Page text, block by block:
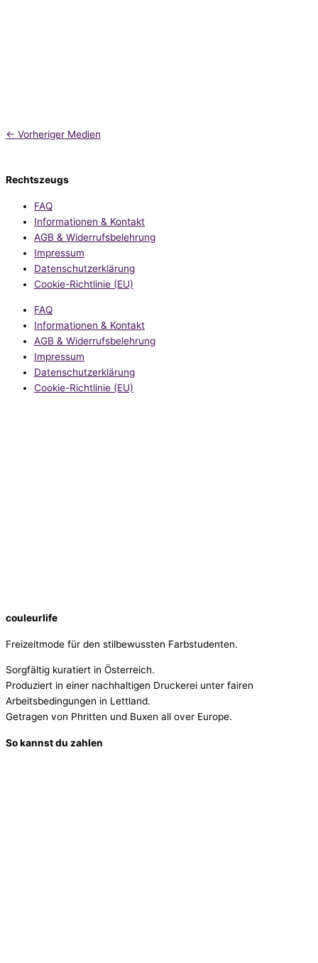
← Vorheriger Medien
Rechtszeugs
FAQ
Informationen & Kontakt
AGB & Widerrufsbelehrung
Impressum
Datenschutzerklärung
Cookie-Richtlinie (EU)
FAQ
Informationen & Kontakt
AGB & Widerrufsbelehrung
Impressum
Datenschutzerklärung
Cookie-Richtlinie (EU)
couleurlife
Freizeitmode für den stilbewussten Farbstudenten.
Sorgfältig kuratiert in Österreich.
Produziert in einer nachhaltigen Druckerei unter fairen
Arbeitsbedingungen in Lettland.
Getragen von Phritten und Buxen all over Europe.
So kannst du zahlen